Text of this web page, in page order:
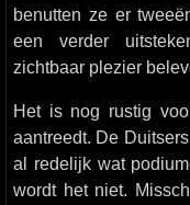
benutten ze er
een verder
zichtbaar plezier
Het is nog rustig
aantreedt. De
al redelijk wat
wordt het niet.